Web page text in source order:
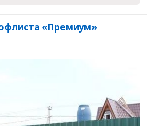
«Премиум»